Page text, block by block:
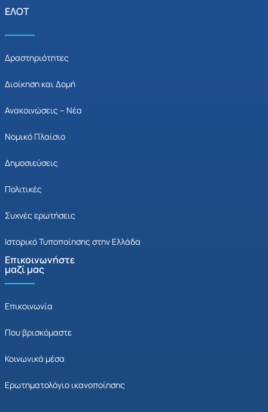
ΕΛΟΤ
Δραστηριότητες
Διοίκηση και Δομή
Ανακοινώσεις – Νέα
Νομικό Πλαίσιο
Δημοσιεύσεις
Πολιτικές
Συχνές ερωτήσεις
Ιστορικό Τυποποίησης στην Ελλάδα
Επικοινωνήστε
μαζί μας
Επικοινωνία
Που βρισκόμαστε
Κοινωνικά μέσα
Ερωτηματολόγιο ικανοποίησης